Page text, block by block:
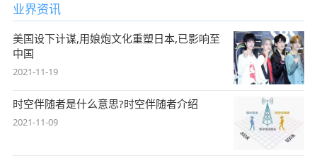
业界资讯
美国设下计谋,用娘炮文化重塑日本,已影响至
中国
2021-11-19
时空伴随者是什么意思?时空伴随者介绍
2021-11-09